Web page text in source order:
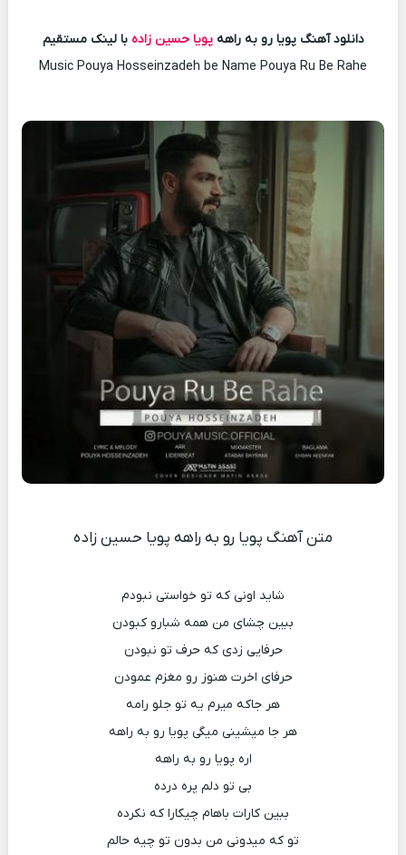
دانلود آهنگ پویا رو به راههپویا حسین زادهبا لینک مستقیم
Music Pouya Hosseinzadeh be Name Pouya Ru Be Rahe
متن آهنگ پویا رو به راهه پویا حسین زاده
شاید اونی که تو خواستی نبودم
ببین چشای من همه شبارو کبودن
حرفایی زدی که حرف‌ تو نبودن
حرفای اخرت هنوز رو مغزم عمودن
هر جاکه میرم یه تو جلو رامه
هر جا میشینی میگی پویا رو به راهه
اره پویا رو به راهه
بی تو دلم پره درده
ببین کارات باهام چیکارا که نکرده
تو که میدونی من بدون تو چیه حالم